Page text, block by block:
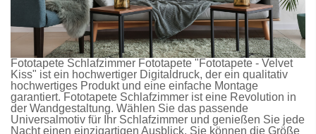
Fototapete Schlafzimmer Fototapete "Fototapete - Velvet
Kiss" ist ein hochwertiger Digitaldruck, der ein qualitativ
hochwertiges Produkt und eine einfache Montage
garantiert. Fototapete Schlafzimmer ist eine Revolution in
der Wandgestaltung. Wählen Sie das passende
Universalmotiv für Ihr Schlafzimmer und genießen Sie jede
Nacht einen einzigartigen Ausblick. Sie können die Größe